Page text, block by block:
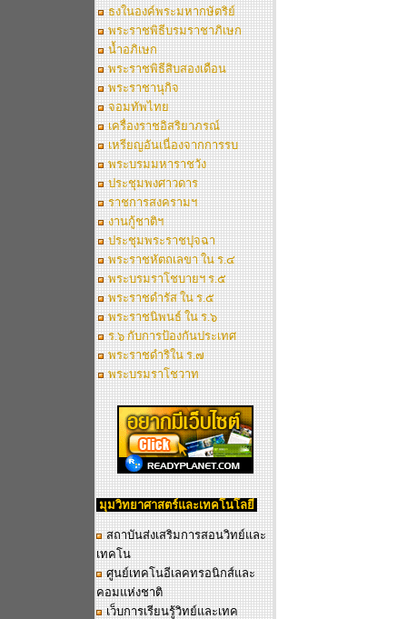
ธงในองค์พระมหากษัตริย์
พระราชพิธีบรมราชาภิเษก
น้ำอภิเษก
พระราชพิธีสิบสองเดือน
พระราชานุกิจ
จอมทัพไทย
เครื่องราชอิสริยาภรณ์
เหรียญอันเนื่องจากการรบ
พระบรมมหาราชวัง
ประชุมพงศาวดาร
ราชการสงครามฯ
งานกู้ชาติฯ
ประชุมพระราชปุจฉา
พระราชหัตถเลขา ใน ร.๔
พระบรมราโชบายฯ ร.๕
พระราชดำรัส ใน ร.๕
พระราชนิพนธ์ ใน ร.๖
ร.๖ กับการป้องกันประเทศ
พระราชดำริใน ร.๗
พระบรมราโชวาท
มุมวิทยาศาสตร์และเทคโนโลยี
สถาบันส่งเสริมการสอนวิทย์และ
เทคโน
ศูนย์เทคโนอีเลคทรอนิกส์และ
คอมแห่งชาติ
เว็บการเรียนรู้วิทย์และเทค